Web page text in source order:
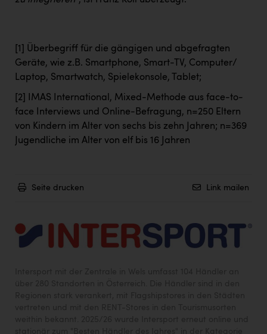
[1]
Überbegriff für die gängigen und abgefragten
Geräte, wie z.B. Smartphone, Smart-TV, Computer/
Laptop, Smartwatch, Spielekonsole, Tablet;
[2]
IMAS International, Mixed-Methode aus face-to-
face Interviews und Online-Befragung, n=250 Eltern
von Kindern im Alter von sechs bis zehn Jahren; n=369
Jugendliche im Alter von elf bis 16 Jahren
Seite drucken Link mailen